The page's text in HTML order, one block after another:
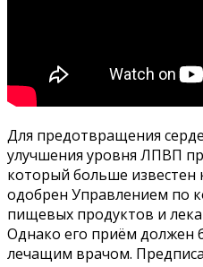
Для предотвращения
улучшения уровня ЛПВП
который больше известен
одобрен Управлением по
пищевых продуктов и
Однако его приём должен
лечащим врачом.